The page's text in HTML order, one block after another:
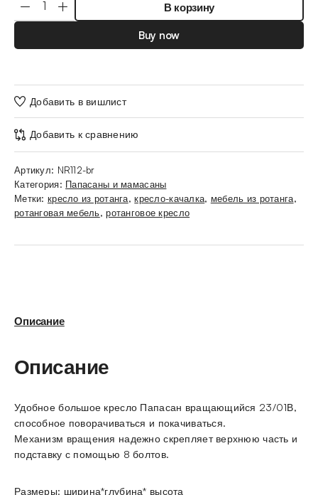
В корзину
Buy now
Добавить в вишлист
Добавить к сравнению
Артикул: NR112-br
Категория: Папасаны и мамасаны
Метки: кресло из ротанга,кресло-качалка, мебель из ротанга,
ротанговая мебель,ротанговое кресло
Описание
Описание
Удобное большое кресло Папасан вращающийся 23/01В,
способное поворачиваться и покачиваться.
Механизм вращения надежно скрепляет верхнюю часть и
подставку с помощью 8 болтов.
Размеры: ширина*глубина* высота